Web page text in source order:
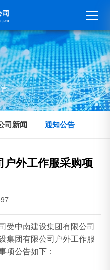
司新闻 通知公告
外工作服采购项
受中南建设集团有限公司
集团有限公司户外工作服
项公告如下：